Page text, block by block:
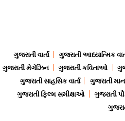
ગુજરાતી વાર્તા ગુજરાતી આધ્યાત્મિક
ગુજરાતી મેગેઝિન
ગુજરાતી કવિતાઓ
ગુજરાતી સાહસિક વાર્તા
ગુજરાતી
ગુજરાતી ફિલ્મ સમીક્ષાઓ
ગુજરાતી